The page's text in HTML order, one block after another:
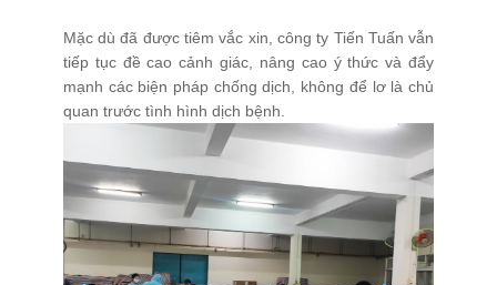
Mặc dù đã được tiêm vắc xin, công ty Tiến Tuấn vẫn
tiếp tục đề cao cảnh giác, nâng cao ý thức và đẩy
mạnh các biện pháp chống dịch, không để lơ là chủ
quan trước tình hình dịch bệnh.